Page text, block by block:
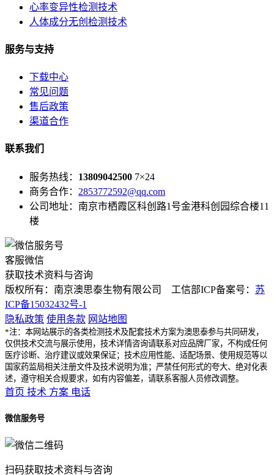
心率变异性检测技术
人体成分无创检测技术
服务与支持
下载中心
常见问题
售后政策
渠道合作
联系我们
服务热线： 13809042500 7×24
商务合作： 2853772592@qq.com
公司地址：南京市栖霞区科创路1号金港科创园综合楼11
楼
客服微信
获取技术资料与咨询
版权所有：南京澳思泰生物有限公司 工信部ICP备案号： 苏
ICP备15032432号-1
隐私政策 使用条款 网站地图
*注：本网站展示的各类检测技术及配套技术方案为澳思泰参与共同研发，
仅供技术交流与展示使用，技术详情咨询请联系对应品牌厂家，不构成任何
医疗诊断、治疗建议或效果保证；技术应用性能、适配场景、使用规范等以
国家药监局相关注册文件及技术说明为准；严禁任何形式的夸大、绝对化表
述，遵守相关合规要求，如有内容偏差，请联系客服人员修改调整。
首页 技术 方案 电话
微信服务号
扫码获取技术资料与咨询